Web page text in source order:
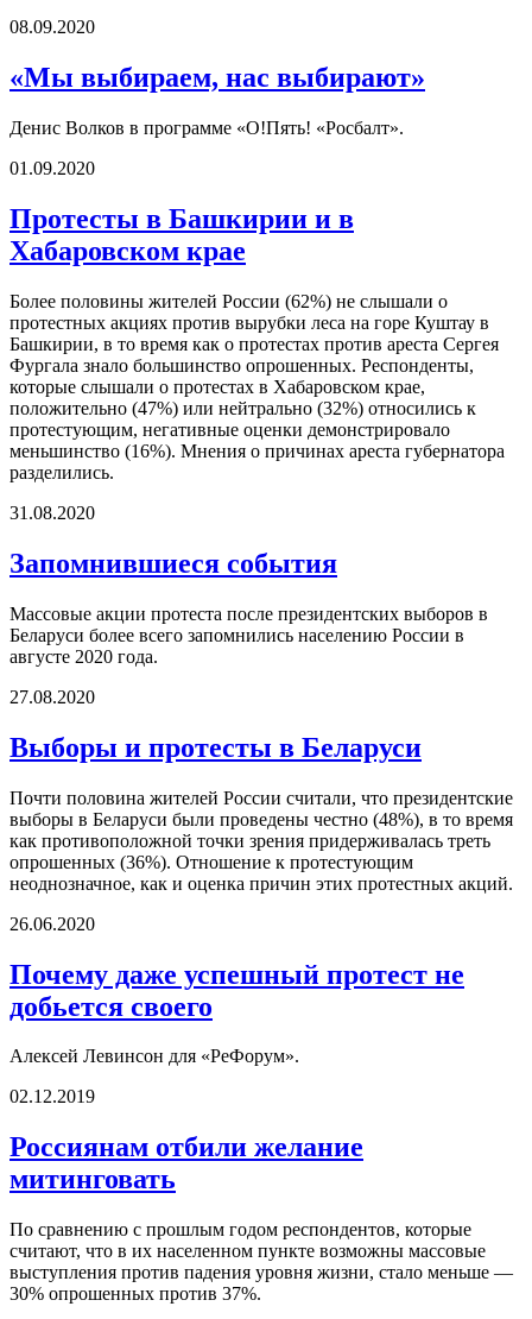
08.09.2020
«Мы выбираем, нас выбирают»
Денис Волков в программе «О!Пять! «Росбалт».
01.09.2020
Протесты в Башкирии и в
Хабаровском крае
Более половины жителей России (62%) не слышали о
протестных акциях против вырубки леса на горе Куштау в
Башкирии, в то время как о протестах против ареста Сергея
Фургала знало большинство опрошенных. Респонденты,
которые слышали о протестах в Хабаровском крае,
положительно (47%) или нейтрально (32%) относились к
протестующим, негативные оценки демонстрировало
меньшинство (16%). Мнения о причинах ареста губернатора
разделились.
31.08.2020
Запомнившиеся события
Массовые акции протеста после президентских выборов в
Беларуси более всего запомнились населению России в
августе 2020 года.
27.08.2020
Выборы и протесты в Беларуси
Почти половина жителей России считали, что президентские
выборы в Беларуси были проведены честно (48%), в то время
как противоположной точки зрения придерживалась треть
опрошенных (36%). Отношение к протестующим
неоднозначное, как и оценка причин этих протестных акций.
26.06.2020
Почему даже успешный протест не
добьется своего
Алексей Левинсон для «РеФорум».
02.12.2019
Россиянам отбили желание
митинговать
По сравнению с прошлым годом респондентов, которые
считают, что в их населенном пункте возможны массовые
выступления против падения уровня жизни, стало меньше —
30% опрошенных против 37%.